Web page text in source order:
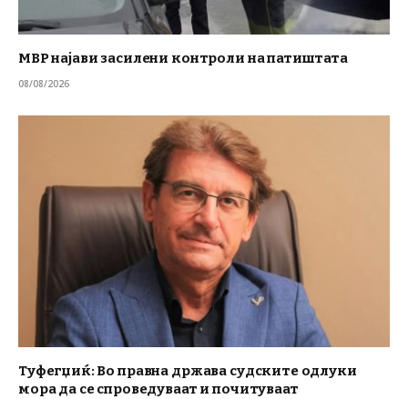
МВР најави засилени контроли на патиштата
08/08/2026
Туфегџиќ: Во правна држава судските одлуки
мора да се спроведуваат и почитуваат